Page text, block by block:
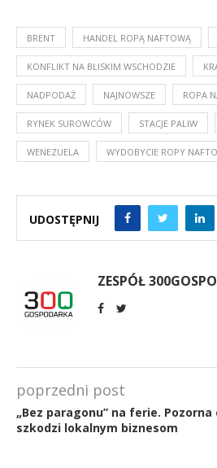
BRENT HANDEL ROPĄ NAFTOWĄ
KONFLIKT NA BLISKIM WSCHODZIE
NADPODAŻ NAJNOWSZE ROPA
RYNEK SUROWCÓW STACJE PALIW
WENEZUELA WYDOBYCIE ROPY
UDOSTĘPNIJ
ZESPÓŁ
poprzedni post
„Bez paragonu” na ferie. Pozorna
szkodzi lokalnym biznesom